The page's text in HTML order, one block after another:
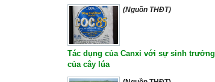
(Nguồn THĐT)
Tác dụng của Canxi với sự sinh trưởng
của cây lúa